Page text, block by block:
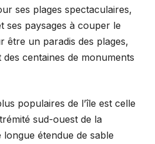
ses plages spectaculaires,
ses paysages à couper le
être un paradis des plages,
centaines de monuments
populaires de l’île est celle
sud-ouest de la
longue étendue de sable